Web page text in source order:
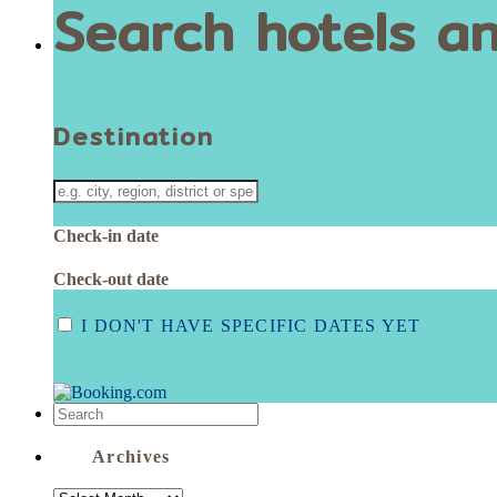
Search hotels
Destination
Check-in date
Check-out date
I DON'T HAVE SPECIFIC DATES YET
Archives